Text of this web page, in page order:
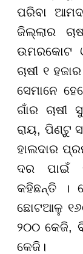
ପରିବା
ଜିଲ୍ଲାର
ଉମରକୋଟ
ଚାଷୀ ୧
ସେମାନେ
ଗାଁର ଚାଷୀ
ରାୟ, ପିଣ୍ଟୁ
ହାଲଦାର
ଦର ପାଇଁ
କହିଛନ୍ତି ।
ଛୋଟଆଳୁ
୨୦୦ କେଜି,
କେଜି।